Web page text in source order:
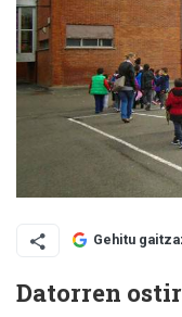
Gehitu
Datorren